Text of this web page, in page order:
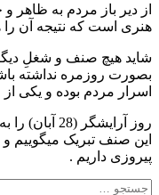
از دیر باز مردم به ظاهر
هنری است که نتیجه آن را
شاید هیچ صنف و شغلِ
بصورت روزمره نداشته
اسرار مردم بوده و یکی
روز
این صنف تبریک میگوییم
پیروزی داریم .
جستجو